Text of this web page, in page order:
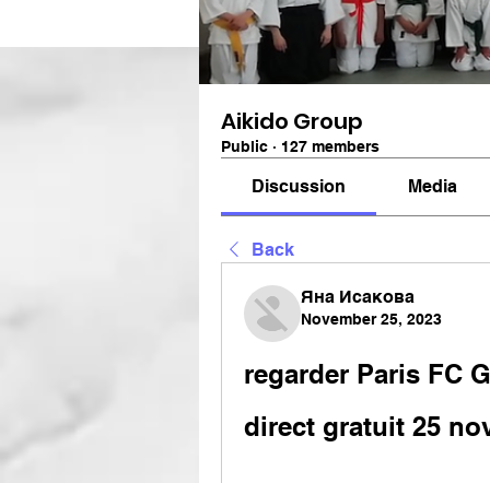
Aikido Group
Public · 127 members
Discussion Media
Back
Яна Исакова
November 25, 2023
regarder Paris FC
direct gratuit 25